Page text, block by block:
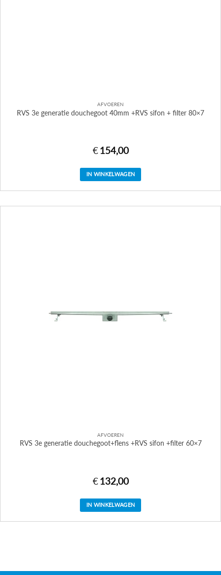
AFVOEREN
RVS 3e generatie douchegoot 40mm +RVS sifon + filter 80×7
€ 154,00
IN WINKELWAGEN
AFVOEREN
RVS 3e generatie douchegoot+flens +RVS sifon +filter 60×7
€ 132,00
IN WINKELWAGEN